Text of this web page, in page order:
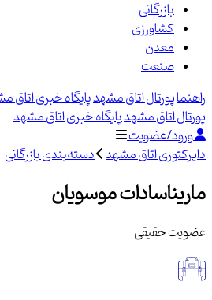
بازرگانی
کشاورزی
معدن
صنعت
راهنماپورتال اتاق مشهدپایگاه خبری اتاق
پورتال اتاق مشهدپایگاه خبری اتاق مشهد
ورود/عضویت
دایرکتوری اتاق مشهد دسته‌بندی بازرگانی
ماریناسادات موسویان
عضویت حقیقی